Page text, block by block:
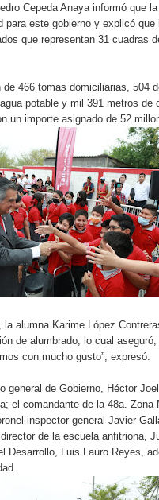
Cepeda Anaya informó que
para este gobierno y explicó
que representan 31 cuadras
466 tomas domiciliarias, 504
potable y mil 391 metros de
un importe asignado de 52
alumna Karime López
de alumbrado, lo cual
con mucho gusto”, expresó.
general de Gobierno, Héctor
el comandante de la 48a.
inspector general Javier
de la escuela anfitriona,
Desarrollo, Luis Lauro Reyes,